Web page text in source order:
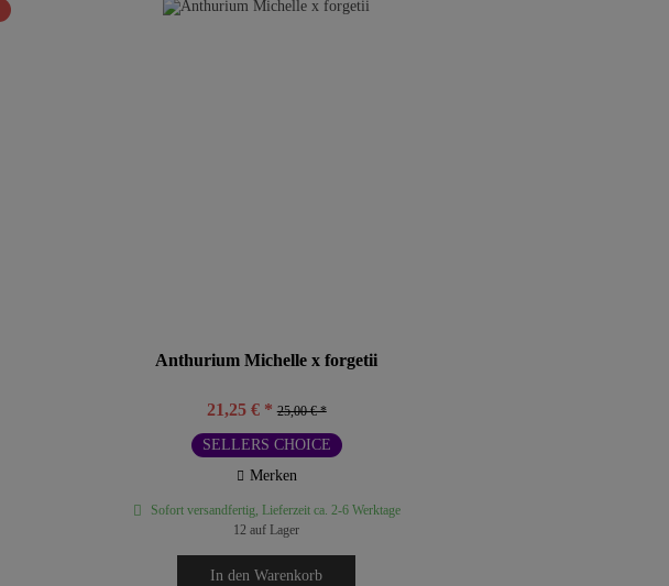
Hapaline
Anthurium Michelle x forgetii
21,25 € * 25,00 € *
SELLERS CHOICE
Merken
Sofort versandfertig, Lieferzeit ca. 2-6 Werktage
12 auf Lager
In den Warenkorb